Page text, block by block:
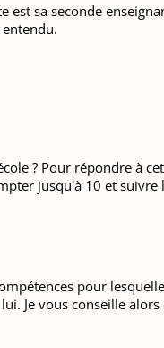
est sa seconde
? Pour répondre à
jusqu'à 10 et suivre
pour
Je vous conseille